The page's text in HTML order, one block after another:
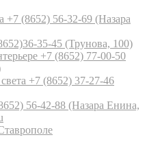
+7 (8652) 56-32-69 (Назара
35-45 (Трунова, 100)
+7 (8652) 77-00-50
+7 (8652) 37-27-46
56-42-88 (Назара Енина,